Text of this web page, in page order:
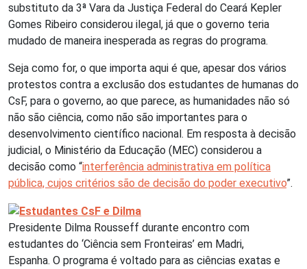
substituto da 3ª Vara da Justiça Federal do Ceará Kepler
Gomes Ribeiro considerou ilegal, já que o governo teria
mudado de maneira inesperada as regras do programa.
Seja como for, o que importa aqui é que, apesar dos vários
protestos contra a exclusão dos estudantes de humanas do
CsF, para o governo, ao que parece, as humanidades não só
não são ciência, como não são importantes para o
desenvolvimento científico nacional. Em resposta à decisão
judicial, o Ministério da Educação (MEC) considerou a
decisão como “interferência administrativa em política
pública, cujos critérios são de decisão do poder executivo”.
Presidente Dilma Rousseff durante encontro com
estudantes do ‘Ciência sem Fronteiras’ em Madri,
Espanha. O programa é voltado para as ciências exatas e